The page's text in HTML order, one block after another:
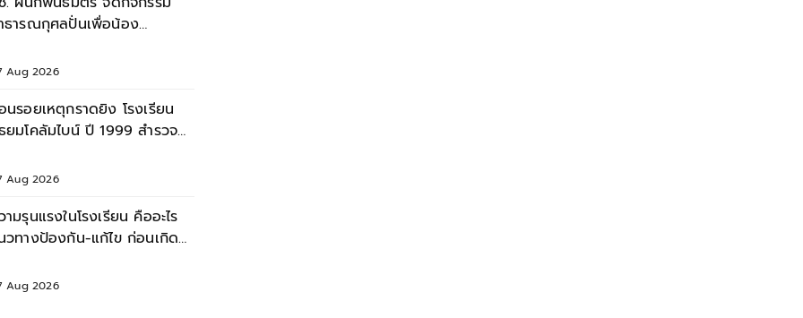
ธารณกุศลปั่นเพื่อน้อง
Aug 2026
นรอยเหตุกราดยิง โรงเรียน
โคลัมไบน์ ปี 1999 สำรวจ
Aug 2026
ามรุนแรงในโรงเรียน คืออะไร
วทางป้องกัน-แก้ไข ก่อนเกิด
Aug 2026